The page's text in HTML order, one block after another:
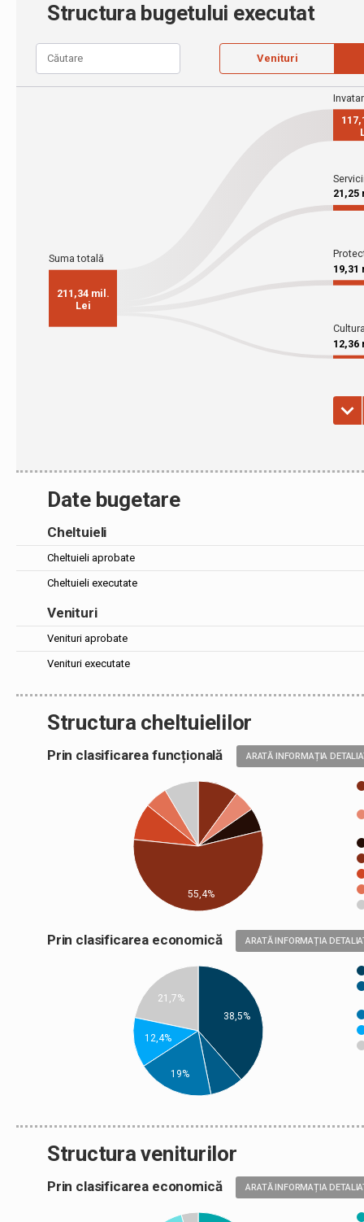
Structura bugetului executat
Date bugetare
Cheltuieli
Cheltuieli aprobate
Cheltuieli executate
Venituri
Venituri aprobate
Venituri executate
Structura cheltuielilor
Prin clasificarea funcțională ARATĂ INFORMAȚIA
55,4%
Prin clasificarea economică ARATĂ INFORMAȚIA
38,5%
21,7%
12,4%
19%
Structura veniturilor
Prin clasificarea economică ARATĂ INFORMAȚIA